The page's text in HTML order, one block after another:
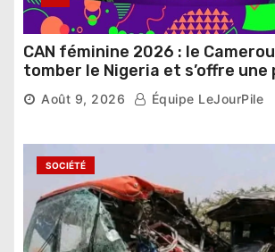
CAN féminine 2026 : le
tomber le Nigeria et s’offre une
dernier carré
6,601 vues
Août 9, 2026 Équipe LeJourPile
SOCIÉTÉ